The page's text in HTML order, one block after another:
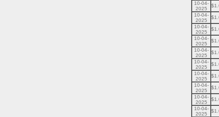
10-04-
2025
10-04-
2025
10-04-
2025
10-04-
2025
10-04-
2025
10-04-
2025
10-04-
2025
10-04-
2025
10-04-
2025
10-04-
2025